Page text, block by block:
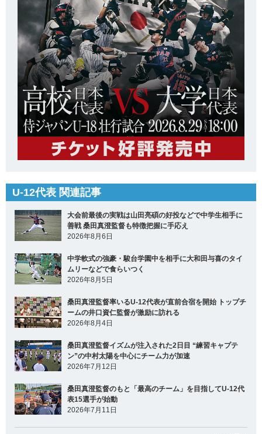
U-12代表 関連記事
大会前最後の実戦は山田亮碩の好投などで中学生相手に
善戦 桑田真澄監督も特徴把握に手応え
2026年8月6日
中学軟式の強豪・駿台学園中を相手に大和田与喜のタイ
ムリーなどで食らいつく
2026年8月5日
桑田真澄監督率いるU-12代表が直前合宿を開始 トップチ
ームの井口資仁監督が激励に訪れる
2026年8月4日
桑田真澄監督イズムが注入された2日目 “練習キャプテ
ン”の中村太陽を中心にチーム力が加速
2026年7月12日
桑田真澄監督のもと「最高のチーム」を目指してU-12代
表15選手が始動
2026年7月11日